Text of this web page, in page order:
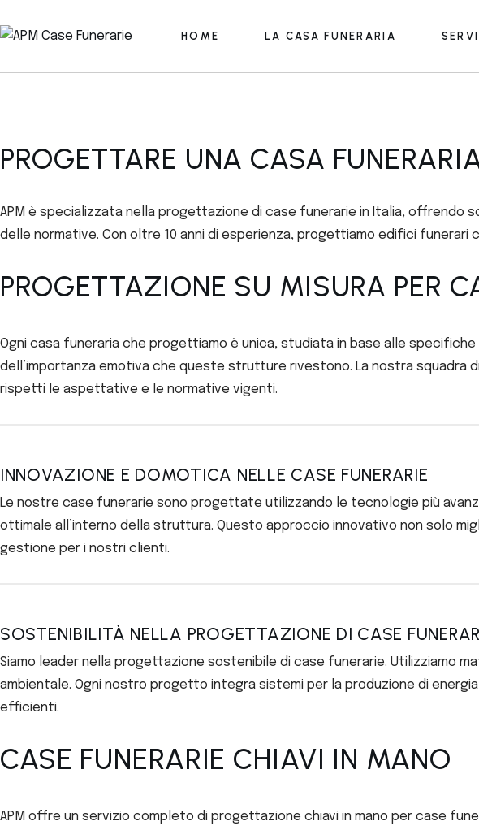
HOME LA CASA FUNERARIA
Smart
Smart
PROGETTARE UNA CASA
APM è specializzata nella progettazione di case funerarie in Italia, offrendo
delle normative. Con oltre 10 anni di esperienza, progettiamo edifici
PROGETTAZIONE SU MISURA PER
Ogni casa funeraria che progettiamo è unica, studiata in base alle
dell’importanza emotiva che queste strutture rivestono. La nostra
rispetti le aspettative e le normative vigenti.
INNOVAZIONE E DOMOTICA NELLE CASE FUNERARIE
Le nostre case funerarie sono progettate utilizzando le tecnologie più
ottimale all’interno della struttura. Questo approccio innovativo non solo
gestione per i nostri clienti.
SOSTENIBILITÀ NELLA PROGETTAZIONE DI CASE
Siamo leader nella progettazione sostenibile di case funerarie. Utilizziamo
ambientale. Ogni nostro progetto integra sistemi per la produzione di
efficienti.
CASE FUNERARIE CHIAVI IN MANO
APM offre un servizio completo di progettazione chiavi in mano per case